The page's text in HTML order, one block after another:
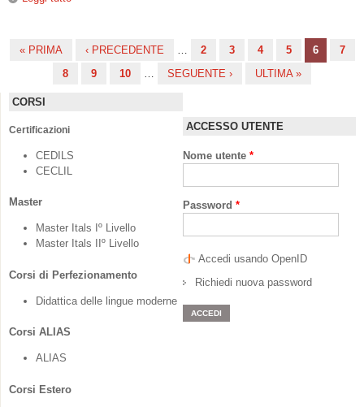
« PRIMA ‹ PRECEDENTE 2 3 4 5 6
7
8
9 10 SEGUENTE › ULTIMA »
CORSI
Certificazioni
CEDILS
CECLIL
Master
Master Itals Iº Livello
Master Itals IIº Livello
Corsi di Perfezionamento
Didattica delle lingue moderne
Corsi ALIAS
ALIAS
Corsi Estero
ACCESSO UTENTE
Nome utente *
Password *
Accedi usando OpenID
Richiedi nuova password